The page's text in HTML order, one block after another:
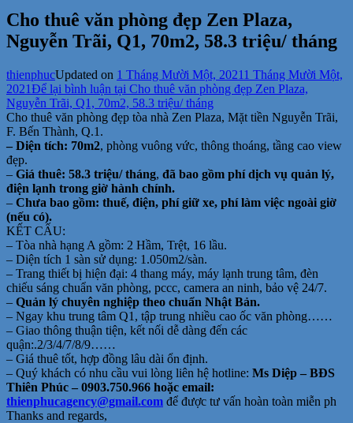
Cho thuê văn phòng đẹp Zen Plaza,
Nguyễn Trãi, Q1, 70m2, 58.3 triệu/ tháng
thienphucUpdated on 1 Tháng Mười Một, 20211 Tháng Mười Một,
2021Để lại bình luận tại Cho thuê văn phòng đẹp Zen Plaza,
Nguyễn Trãi, Q1, 70m2, 58.3 triệu/ tháng
Cho thuê văn phòng đẹp tòa nhà Zen Plaza, Mặt tiền Nguyễn Trãi,
F. Bến Thành, Q.1.
– Diện tích: 70m2, phòng vuông vức, thông thoáng, tầng cao view
đẹp.
– Giá thuê: 58.3 triệu/ tháng, đã bao gồm phí dịch vụ quản lý,
điện lạnh trong giờ hành chính.
– Chưa bao gồm: thuế, điện, phí giữ xe, phí làm việc ngoài giờ
(nếu có).
KẾT CẤU:
– Tòa nhà hạng A gồm: 2 Hầm, Trệt, 16 lầu.
– Diện tích 1 sàn sử dụng: 1.050m2/sàn.
– Trang thiết bị hiện đại: 4 thang máy, máy lạnh trung tâm, đèn
chiếu sáng chuẩn văn phòng, pccc, camera an ninh, bảo vệ 24/7.
– Quản lý chuyên nghiệp theo chuẩn Nhật Bản.
– Ngay khu trung tâm Q1, tập trung nhiều cao ốc văn phòng……
– Giao thông thuận tiện, kết nối dễ dàng đến các
quận:.2/3/4/7/8/9……
– Giá thuê tốt, hợp đồng lâu dài ổn định.
– Quý khách có nhu cầu vui lòng liên hệ hotline: Ms Diệp – BĐS
Thiên Phúc – 0903.750.966 hoặc email:
thienphucagency@gmail.com để được tư vấn hoàn toàn miễn ph
Thanks and regards,